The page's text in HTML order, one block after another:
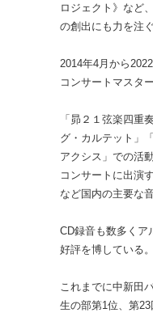
ロジェクト》など
の創出にも力を注ぐ
2014年4月から
コンサートマスタ
「昴２１弦楽四重
グ・カルテット」
アクシス」での活
コンサートに出演
など国内の主要な
CD録音も数多くア
好評を博している。
これまでに中新田
生の部第1位、第